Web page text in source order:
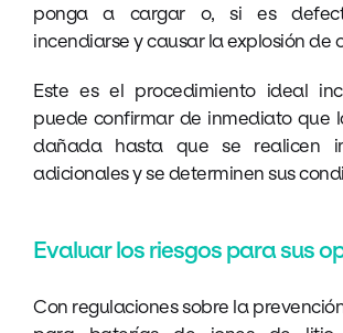
ponga a cargar o, si es
incendiarse y causar la explosión de
Este es el procedimiento ideal
puede confirmar de inmediato que
dañada hasta que se realicen
adicionales y se determinen sus
Evaluar los riesgos para sus
Con regulaciones sobre la